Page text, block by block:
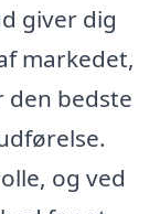
giver dig
markedet,
den bedste
og ved